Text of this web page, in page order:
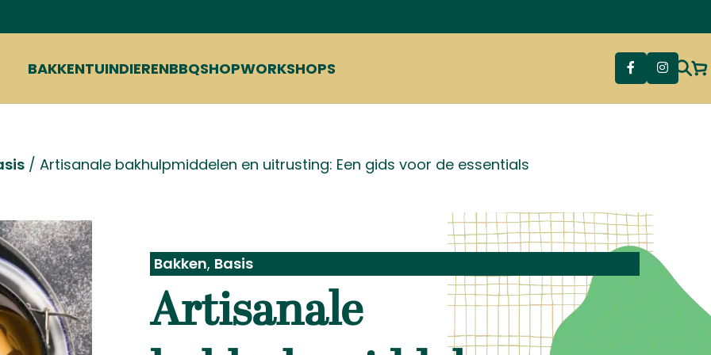
BAKKENTUINDIERENBBQSHOPWORKSHOPS
/ Artisanale bakhulpmiddelen en uitrusting: Een gids voor de essentials
Bakken, Basis
Artisanale